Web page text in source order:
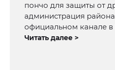
пончо для защиты от
администрация
официальном канале
Читать далее >